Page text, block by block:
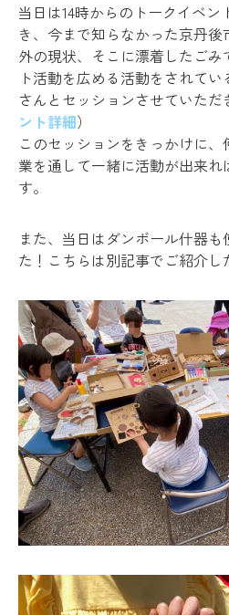
当日は14時からのトークイベン
き、今まで知らなかった京丹
外の現状、そこに漂着したごみ
ト活動を広める活動をされて
さんとセッションさせていただ
ント詳細）
このセッションをきっかけに
業を通して一緒に活動が出来れ
す。
また、当日はダンボール什器も
た！こちらは別記事でご紹介